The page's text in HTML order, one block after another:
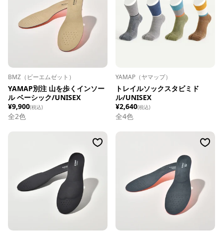
BMZ（ビーエムゼット）
YAMAP別注 山を歩くインソー
ル ベーシック/UNISEX
¥9,900(税込)
全2色
YAMAP（ヤマップ）
トレイルソックスタビミド
ル/UNISEX
¥2,640(税込)
全4色